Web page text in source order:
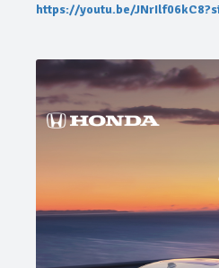
https://youtu.be/